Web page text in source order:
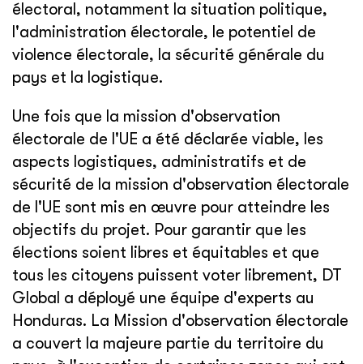
électoral, notamment la situation politique,
l'administration électorale, le potentiel de
violence électorale, la sécurité générale du
pays et la logistique.
Une fois que la mission d'observation
électorale de l'UE a été déclarée viable, les
aspects logistiques, administratifs et de
sécurité de la mission d'observation électorale
de l'UE sont mis en œuvre pour atteindre les
objectifs du projet. Pour garantir que les
élections soient libres et équitables et que
tous les citoyens puissent voter librement, DT
Global a déployé une équipe d'experts au
Honduras. La Mission d'observation électorale
a couvert la majeure partie du territoire du